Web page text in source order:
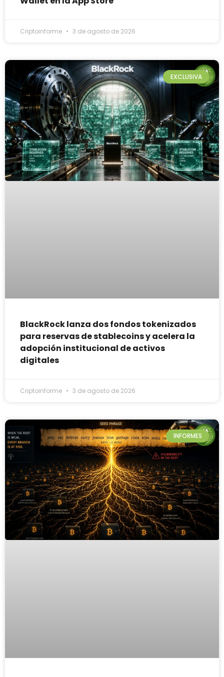
Criptoinforme 3 de agosto de 2026
EXCLUSIVA
BlackRock lanza dos fondos tokenizados
para reservas de stablecoins y acelera la
adopción institucional de activos
digitales
Criptoinforme 3 de agosto de 2026
INFORMES